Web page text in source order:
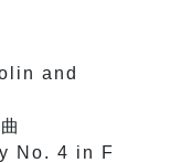
and
No. 4 in F